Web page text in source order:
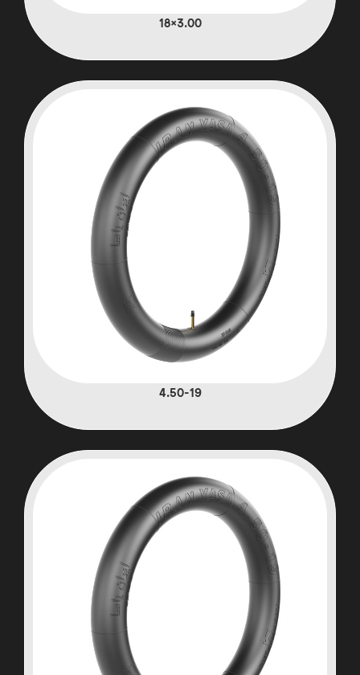
3.00×18
4.50-19